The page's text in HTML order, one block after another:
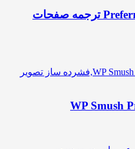
افزونه Preferred Languages ترجمه صفحات